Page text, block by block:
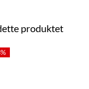
produktet